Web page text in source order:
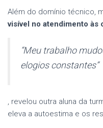
Além do domínio técnico,
visível no atendimento às
“Meu trabalho
elogios constantes”
, revelou outra aluna da
eleva a autoestima e os